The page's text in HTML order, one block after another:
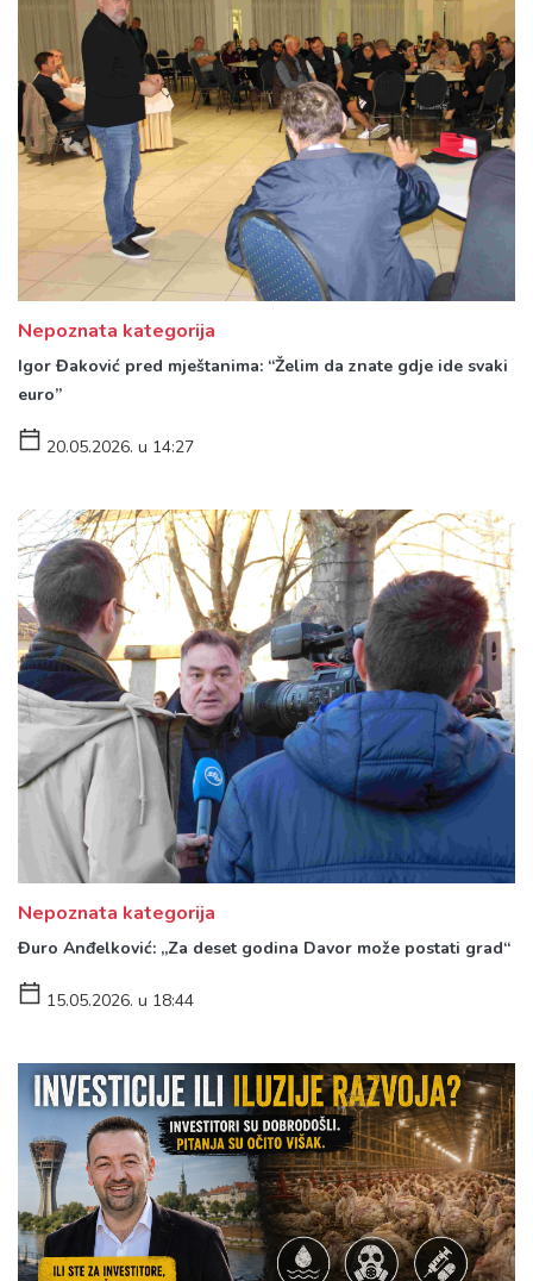
Nepoznata kategorija
Igor Đaković pred mještanima: “Želim da znate gdje ide svaki
euro”
20.05.2026. u 14:27
Nepoznata kategorija
Đuro Anđelković: „Za deset godina Davor može postati grad“
15.05.2026. u 18:44